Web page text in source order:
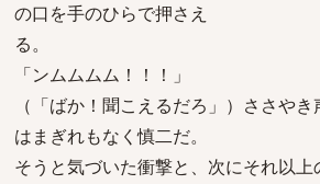
の口を手のひらで押さえ
る。
「ンムムムム！！！」
（「ばか！聞こえるだろ」）ささや
はまぎれもなく慎二だ。
そうと気づいた衝撃と、次にそれ以